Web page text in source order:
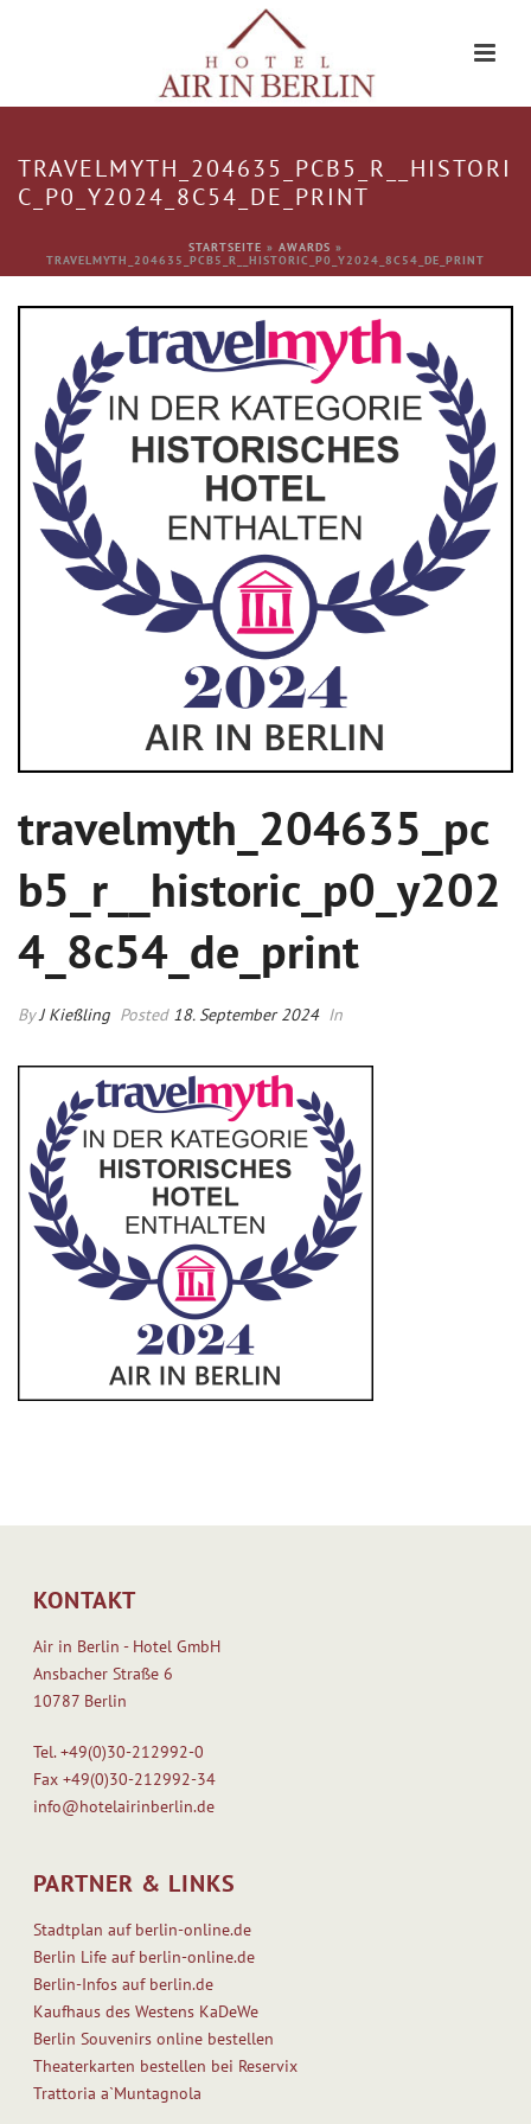
TRAVELMYTH_204635_PCB5_R__HISTORI
C_P0_Y2024_8C54_DE_PRINT
STARTSEITE » AWARDS »
TRAVELMYTH_204635_PCB5_R__HISTORIC_P0_Y2024_8C54_DE_PRINT
travelmyth_204635_pc
b5_r__historic_p0_y202
4_8c54_de_print
ByJ Kießling Posted 18. September 2024 In
KONTAKT
Air in Berlin - Hotel GmbH
Ansbacher Straße 6
10787 Berlin
Tel.+49(0)30-212992-0
Fax+49(0)30-212992-34
info@hotelairinberlin.de
PARTNER & LINKS
Stadtplan auf berlin-online.de
Berlin Life auf berlin-online.de
Berlin-Infos auf berlin.de
Kaufhaus des Westens KaDeWe
Berlin Souvenirs online bestellen
Theaterkarten bestellen bei Reservix
Trattoria a`Muntagnola